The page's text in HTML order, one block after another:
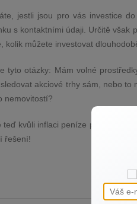
jestli jsou pro vás investice
s kontaktními údaji. Určitě však
kolik můžete investovat
tyto otázky: Mám volné
akciové trhy sám, nebo
nemovitostí?
teď kvůli inflaci peníze prudce
řešení!